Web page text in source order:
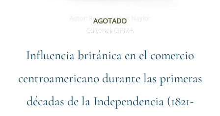
AGOTADO
Autor: Robert Arthur Naylor
Editorial:CIRMA
Influencia británica en el comercio
centroamericano durante las primeras
décadas de la Independencia (1821-